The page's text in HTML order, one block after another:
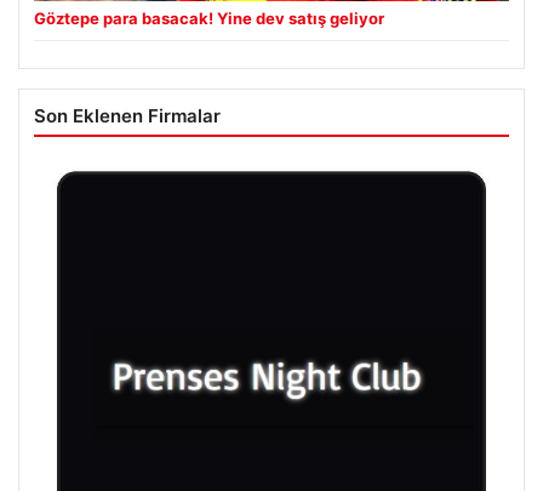
Göztepe para basacak! Yine dev satış geliyor
Son Eklenen Firmalar